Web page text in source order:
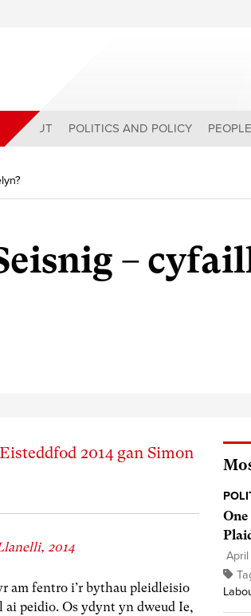
ABOUT POLITICS AND POLICY
–
2014 gan Simon
2014
am fentro i’r bythau pleidleisio
peidio. Os ydynt yn dweud Ie,
April